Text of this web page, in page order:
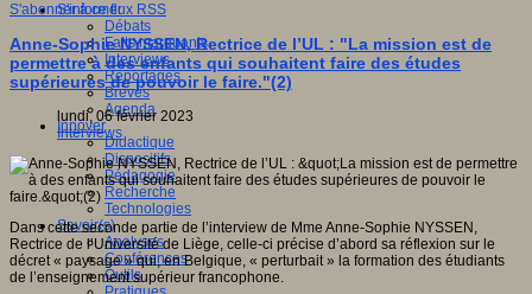
S'informer
Débats
Faits marquants
Interviews
Reportages
Brèves
Agenda
Innover
Didactique
Dispositifs
Pédagogie
Recherche
Technologies
Savoir(s)
Analyses
Conférences
Outils
S'abonner à ce flux RSS
Anne-Sophie NYSSEN, Rectrice de l’UL : "La mission est de
permettre à des enfants qui souhaitent faire des études
supérieures de pouvoir le faire."(2)
lundi, 06 février 2023
Interviews
Dans cette seconde partie de l’interview de Mme Anne-Sophie NYSSEN,
Rectrice de l’Université de Liège, celle-ci précise d’abord sa réflexion sur le
décret « paysage » qui, en Belgique, « perturbait » la formation des étudiants
de l’enseignement supérieur francophone.